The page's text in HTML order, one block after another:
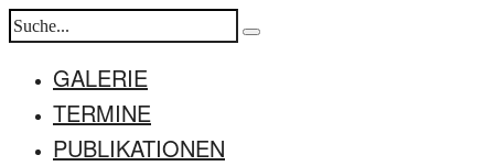
GALERIE
TERMINE
PUBLIKATIONEN